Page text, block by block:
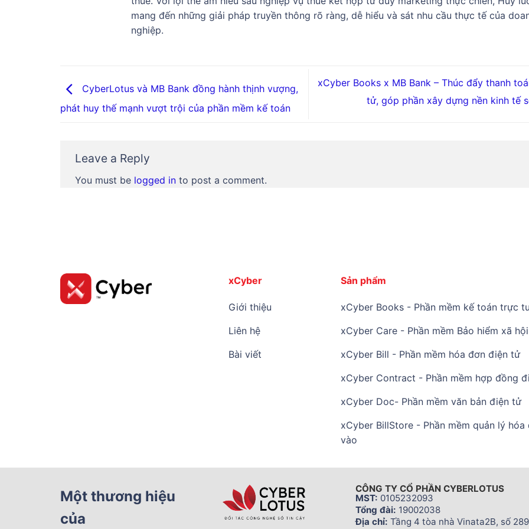
mang đến những giải pháp truyền thông rõ ràng, dễ hiểu và sát nhu cầu thực tế của
nghiệp.
CyberLotus và MB Bank đồng hành thịnh vượng,
phát huy thế mạnh vượt trội của phần mềm kế toán
xCyber Books x MB Bank – Thúc đẩy thanh
tử, góp phần xây dựng nền kinh tế
Leave a Reply
You must be logged in to post a comment.
xCyber
Giới thiệu
Liên hệ
Bài viết
Sản phẩm
xCyber Books - Phần mềm kế toán trực
xCyber Care - Phần mềm Bảo hiểm xã
xCyber Bill - Phần mềm hóa đơn điện tử
xCyber Contract - Phần mềm hợp đồng
xCyber Doc- Phần mềm văn bản điện tử
xCyber BillStore - Phần mềm quản lý hóa
vào
Một thương hiệu
của
CÔNG TY CỔ PHẦN CYBERLOTUS
MST: 0105232093
Tổng đài: 19002038
Địa chỉ: Tầng 4 tòa nhà Vinata2B, số